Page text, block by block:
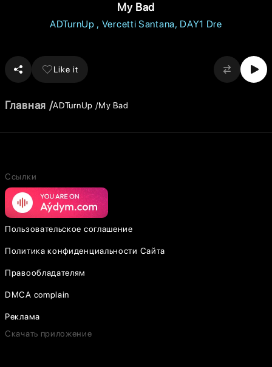
My Bad
ADTurnUp Vercetti Santana DAY1 Dre
Like it
Главная ADTurnUp My Bad
Ссылки
Пользовательское соглашение
Политика конфиденциальности Сайта
Правообладателям
DMCA complain
Реклама
Скачать приложение